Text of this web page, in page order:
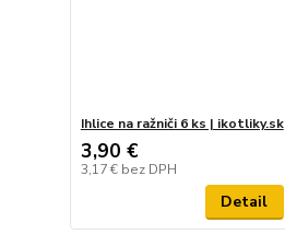
Ihlice na ražniči 6 ks | ikotliky.sk
3,90 €
3,17 € bez DPH
Detail